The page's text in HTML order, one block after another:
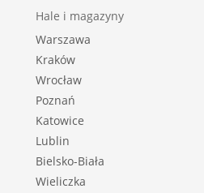
Hale i magazyny
Warszawa
Kraków
Wrocław
Poznań
Katowice
Lublin
Bielsko-Biała
Wieliczka